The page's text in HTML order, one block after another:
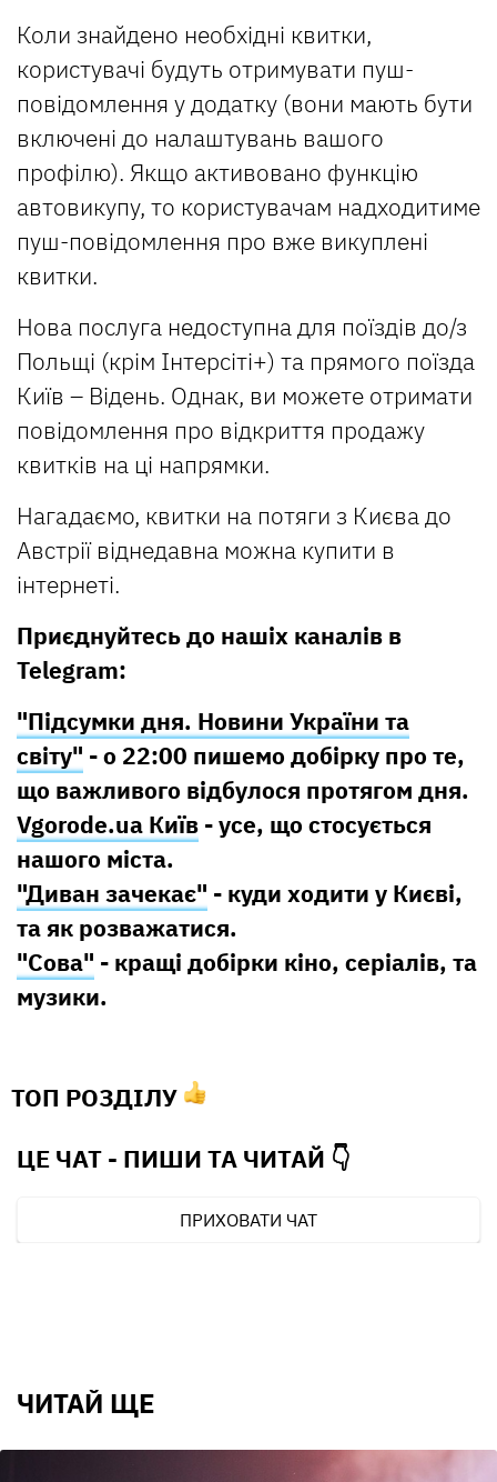
Коли знайдено необхідні квитки,
користувачі будуть отримувати пуш-
повідомлення у додатку (вони мають бути
включені до налаштувань вашого
профілю). Якщо активовано функцію
автовикупу, то користувачам надходитиме
пуш-повідомлення про вже викуплені
квитки.
Нова послуга недоступна для поїздів до/з
Польщі (крім Інтерсіті+) та прямого поїзда
Київ – Відень. Однак, ви можете отримати
повідомлення про відкриття продажу
квитків на ці напрямки.
Нагадаємо, квитки на потяги з Києва до
Австрії віднедавна можна купити в
інтернеті.
Приєднуйтесь до нашіх каналів в
Telegram:
"Підсумки дня. Новини України та
світу" - о 22:00 пишемо добірку про те,
що важливого відбулося протягом дня.
Vgorode.ua Київ - усе, що стосується
нашого міста.
"Диван зачекає" - куди ходити у Києві,
та як розважатися.
"Сова" - кращі добірки кіно, серіалів, та
музики.
ТОП РОЗДІЛУ
ЦЕ ЧАТ - ПИШИ ТА ЧИТАЙ 👇
ПРИХОВАТИ ЧАТ
ЧИТАЙ ЩЕ